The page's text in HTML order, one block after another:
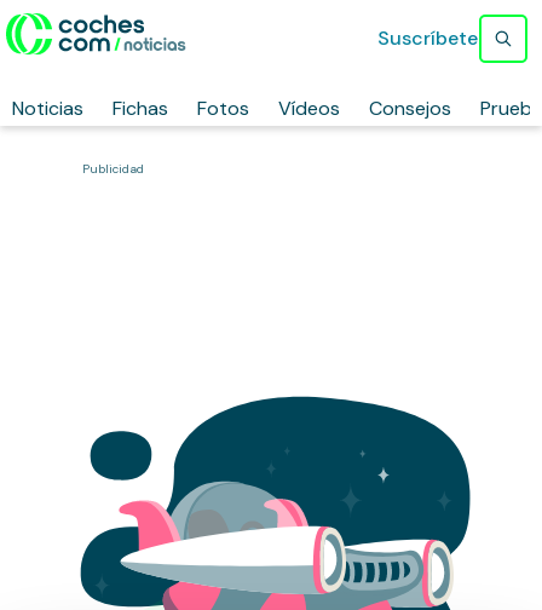
Noticias Fichas Fotos Vídeos Consejos
Suscríbete
Publicidad